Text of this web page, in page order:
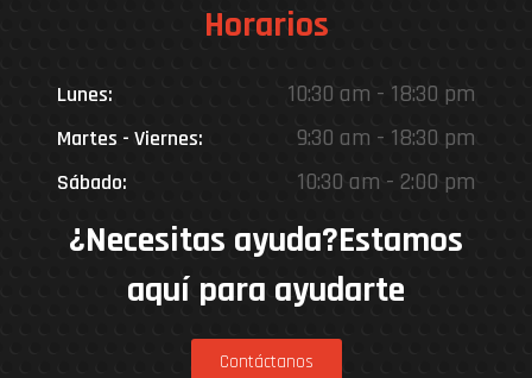
Horarios
Lunes: 10:30 am - 18:30 pm
Martes - Viernes: 9:30 am - 18:30 pm
Sábado: 10:30 am - 2:00 pm
¿Necesitas ayuda?Estamos
aquí para ayudarte
Contáctanos